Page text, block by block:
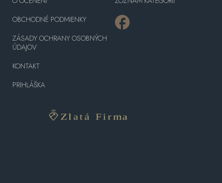
OBCHODNÉ PODMIENKY
ZÁSADY OCHRANY OSOBNÝCH
ÚDAJOV
KONTAKT
PRIHLÁŠKA